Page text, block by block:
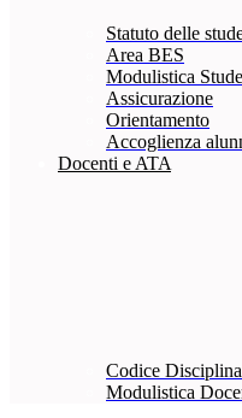
Statuto delle
Area BES
Modulistica
Assicurazione
Orientamento
Accoglienza
Docenti e ATA
Codice
Modulistica